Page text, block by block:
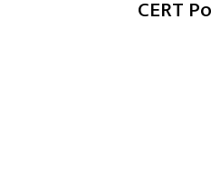
CERT